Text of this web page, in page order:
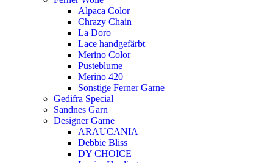
Alpaca Color
Chrazy Chain
La Doro
Lace handgefärbt
Merino Color
Pusteblume
Merino 420
Sonstige Ferner Garne
Gedifra Special
Sandnes Garn
Designer Garne
ARAUCANIA
Debbie Bliss
DY CHOICE